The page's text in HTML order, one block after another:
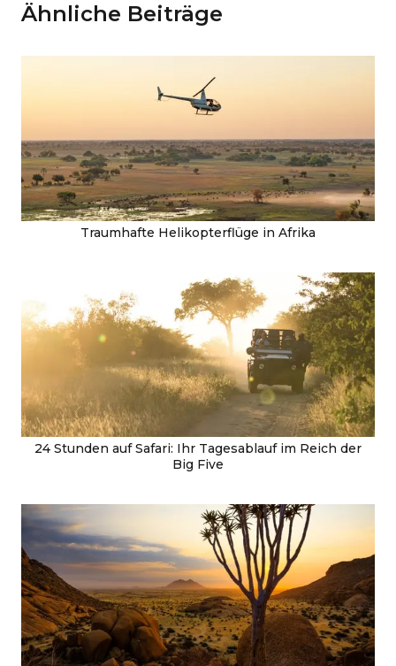
Ähnliche Beiträge
Traumhafte Helikopterflüge in Afrika
24 Stunden auf Safari: Ihr Tagesablauf im Reich der
Big Five